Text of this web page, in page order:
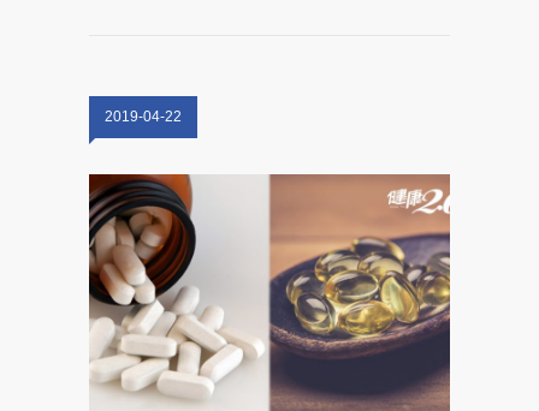
2019-04-22